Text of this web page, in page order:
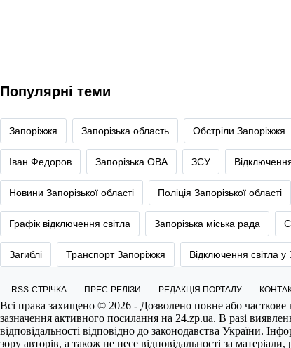
Популярні теми
Запоріжжя Запорізька область Обстріли Запоріжжя
Іван Федоров Запорізька ОВА ЗСУ
Новини Запорізької області Поліція Запорізької області
Графік відключення світла Запорізька міська рада
Загиблі Транспорт Запоріжжя Відключення світла у
RSS-СТРІЧКА ПРЕС-РЕЛІЗИ РЕДАКЦІЯ ПОРТАЛУ
Всі права захищено © 2026 - Дозволено повне або
зазначення активного посилання на 24.zp.ua. В разі
відповідальності відповідно до законодавства України.
зору авторів, а також не несе відповідальності за